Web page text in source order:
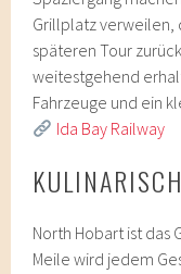
Grillplatz verweilen,
späteren Tour
weitestgehend
Fahrzeuge und ein
Ida Bay Railway
North Hobart ist das
Meile wird jedem